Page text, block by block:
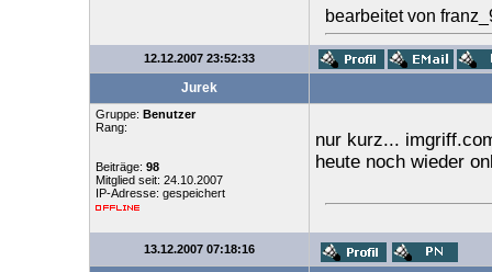
bearbeitet von
12.12.2007 23:52:33
Jurek
Gruppe: Benutzer
Rang:
Beiträge: 98
Mitglied seit: 24.10.2007
IP-Adresse: gespeichert
nur kurz...
heute noch wieder
13.12.2007 07:18:16